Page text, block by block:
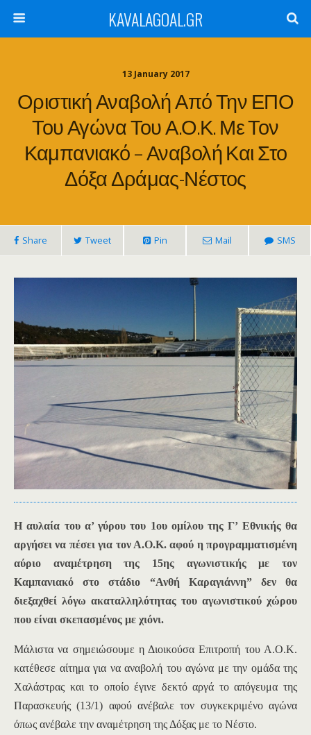
KAVALAGOAL.GR
13 January 2017
Οριστική Αναβολή Από Την ΕΠΟ
Του Αγώνα Του Α.Ο.Κ. Με Τον
Καμπανιακό – Αναβολή Και Στο
Δόξα Δράμας-Νέστος
Share Tweet Pin Mail SMS
Η αυλαία του α’ γύρου του 1ου ομίλου της Γ’ Εθνικής θα
αργήσει να πέσει για τον Α.Ο.Κ. αφού η προγραμματισμένη
αύριο αναμέτρηση της 15ης αγωνιστικής με τον
Καμπανιακό στο στάδιο “Ανθή Καραγιάννη” δεν θα
διεξαχθεί λόγω ακαταλληλότητας του αγωνιστικού χώρου
που είναι σκεπασμένος με χιόνι.
Μάλιστα να σημειώσουμε η Διοικούσα Επιτροπή του Α.Ο.Κ.
κατέθεσε αίτημα για να αναβολή του αγώνα με την ομάδα της
Χαλάστρας και το οποίο έγινε δεκτό αργά το απόγευμα της
Παρασκευής (13/1) αφού ανέβαλε τον συγκεκριμένο αγώνα
όπως ανέβαλε την αναμέτρηση της Δόξας με το Νέστο.